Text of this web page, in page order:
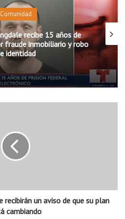
Comunidad
recibe 15 años de
fraude inmobiliario y robo
identidad
un aviso de que su plan
cambiando